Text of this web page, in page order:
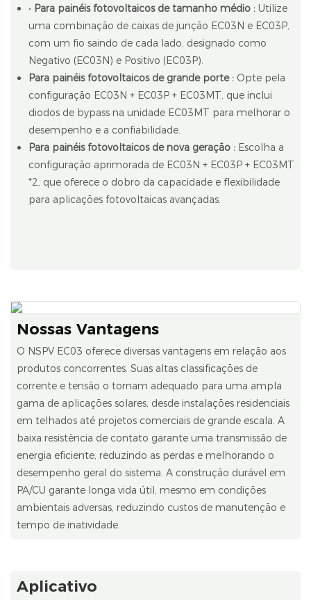
• Para painéis fotovoltaicos de tamanho médio : Utilize
uma combinação de caixas de junção EC03N e EC03P,
com um fio saindo de cada lado, designado como
Negativo (EC03N) e Positivo (EC03P).
Para painéis fotovoltaicos de grande porte : Opte pela
configuração EC03N + EC03P + EC03MT, que inclui
diodos de bypass na unidade EC03MT para melhorar o
desempenho e a confiabilidade.
Para painéis fotovoltaicos de nova geração : Escolha a
configuração aprimorada de EC03N + EC03P + EC03MT
*2, que oferece o dobro da capacidade e flexibilidade
para aplicações fotovoltaicas avançadas.
Nossas Vantagens
O NSPV EC03 oferece diversas vantagens em relação aos
produtos concorrentes. Suas altas classificações de
corrente e tensão o tornam adequado para uma ampla
gama de aplicações solares, desde instalações residenciais
em telhados até projetos comerciais de grande escala. A
baixa resistência de contato garante uma transmissão de
energia eficiente, reduzindo as perdas e melhorando o
desempenho geral do sistema. A construção durável em
PA/CU garante longa vida útil, mesmo em condições
ambientais adversas, reduzindo custos de manutenção e
tempo de inatividade.
Aplicativo